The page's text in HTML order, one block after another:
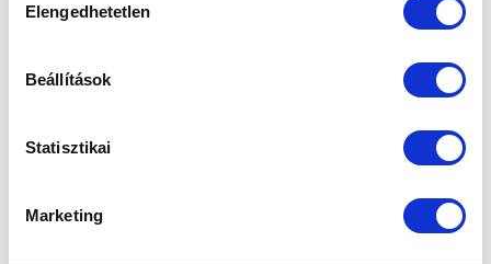
kiválasztása
Elengedhetetlen
Beállítások
Statisztikai
Marketing